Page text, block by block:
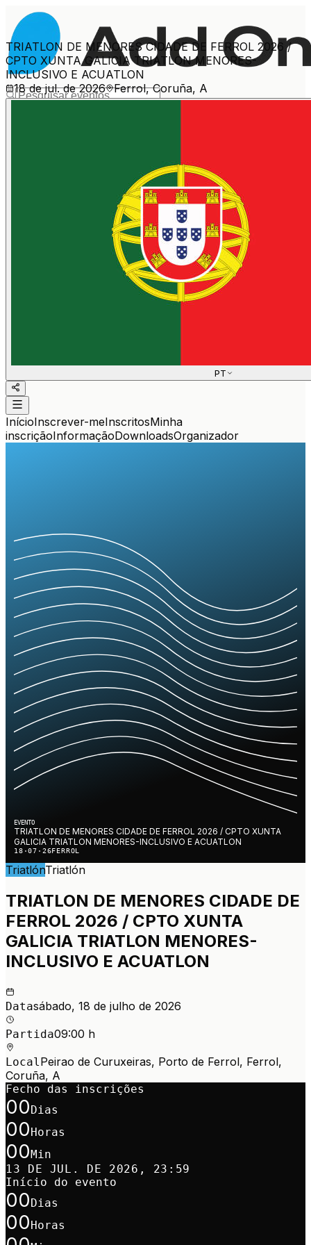
TRIATLON DE MENORES CIDADE DE FERROL 2026 /
CPTO XUNTA GALICIA TRIATLON MENORES-
INCLUSIVO E ACUATLON
18 de jul. de 2026 Ferrol, Coruña, A
PT
InícioInscrever-meInscritosMinha
inscriçãoInformaçãoDownloadsOrganizador
EVENTO
TRIATLON DE MENORES CIDADE DE FERROL 2026 / CPTO XUNTA
GALICIA TRIATLON MENORES-INCLUSIVO E ACUATLON
18·07·26FERROL
TriatlónTriatlón
TRIATLON DE MENORES CIDADE DE
FERROL 2026 / CPTO XUNTA
GALICIA TRIATLON MENORES-
INCLUSIVO E ACUATLON
Datasábado, 18 de julho de 2026
Partida09:00 h
LocalPeirao de Curuxeiras, Porto de Ferrol, Ferrol,
Coruña, A
Fecho das inscrições
00 Dias
00 Horas
00 Min
13 DE JUL. DE 2026, 23:59
Início do evento
00 Dias
00 Horas